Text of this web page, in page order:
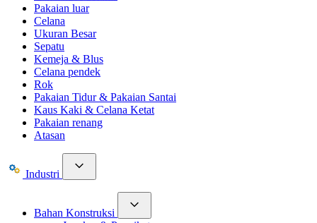
Pakaian luar
Celana
Ukuran Besar
Sepatu
Kemeja & Blus
Celana pendek
Rok
Pakaian Tidur & Pakaian Santai
Kaus Kaki & Celana Ketat
Pakaian renang
Atasan
Industri
Bahan Konstruksi